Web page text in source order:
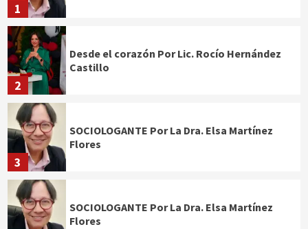
1
2
Desde el corazón Por Lic. Rocío Hernández
Castillo
3
SOCIOLOGANTE Por La Dra. Elsa Martínez
Flores
SOCIOLOGANTE Por La Dra. Elsa Martínez
Flores